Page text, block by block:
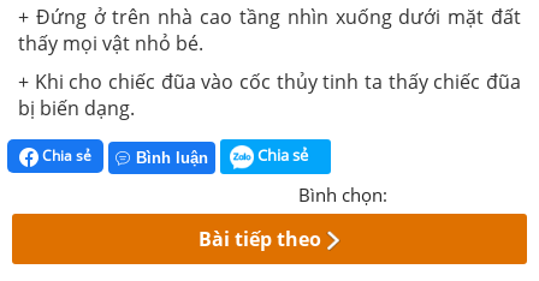
+ Đứng ở trên nhà cao tầng nhìn xuống dưới mặt đất
thấy mọi vật nhỏ bé.
+ Khi cho chiếc đũa vào cốc thủy tinh ta thấy chiếc đũa
bị biến dạng.
Chia sẻ Bình luận Chia sẻ
Bình chọn:
Bài tiếp theo